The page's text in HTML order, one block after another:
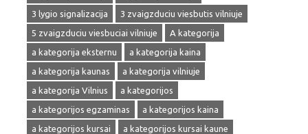
3 lygio signalizacija
3 zvaigzduciu viesbutis vilniuje
5 zvaigzduciu viesbuciai vilniuje
A kategorija
a kategorija eksternu
a kategorija kaina
a kategorija kaunas
a kategorija vilniuje
a kategorija Vilnius
a kategorijos
a kategorijos egzaminas
a kategorijos kaina
a kategorijos kursai
a kategorijos kursai kaune